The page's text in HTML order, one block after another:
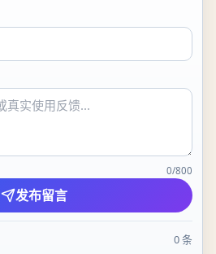
0/800
发布留言
0条